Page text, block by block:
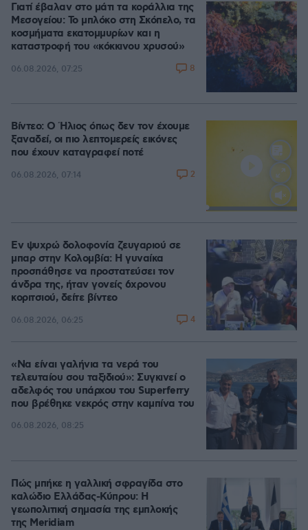
Γιατί έβαλαν στο μάτι τα κοράλλια της
Μεσογείου: Το μπλόκο στη Σκόπελο, τα
κοσμήματα εκατομμυρίων και η
καταστροφή του «κόκκινου χρυσού»
06.08.2026, 07:25 8
Loaded:
Βίντεο: Ο Ήλιος όπως δεν τον έχουμε
ξαναδεί, οι πιο λεπτομερείς εικόνες
που έχουν καταγραφεί ποτέ
06.08.2026, 07:14 2
Εν ψυχρώ δολοφονία ζευγαριού σε
μπαρ στην Κολομβία: Η γυναίκα
προσπάθησε να προστατεύσει τον
άνδρα της, ήταν γονείς 6χρονου
κοριτσιού, δείτε βίντεο
06.08.2026, 06:25 4
«Να είναι γαλήνια τα νερά του
τελευταίου σου ταξιδιού»: Συγκινεί ο
αδελφός του υπάρχου του Superferry
που βρέθηκε νεκρός στην καμπίνα του
06.08.2026, 08:25
Πώς μπήκε η γαλλική σφραγίδα στο
καλώδιο Ελλάδας-Κύπρου: Η
γεωπολιτική σημασία της εμπλοκής
της Meridiam